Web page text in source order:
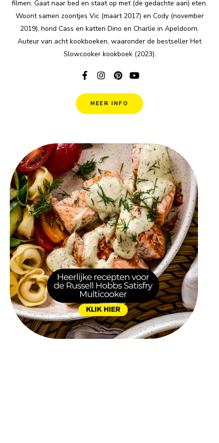
filmen. Gaat naar bed en staat op met (de gedachte aan) eten.
Woont samen zoontjes Vic (maart 2017) en Cody (november
2019), hond Cass en katten Dino en Charlie in Apeldoorn.
Auteur van acht kookboeken, waaronder de bestseller Het
Slowcooker kookboek (2023).
MEER INFO